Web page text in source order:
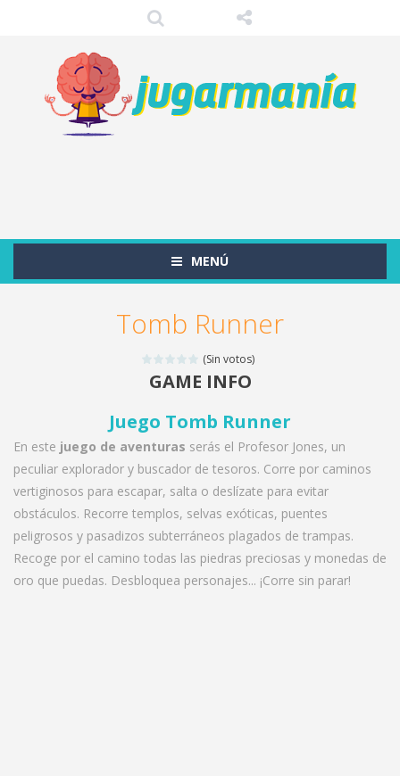
MENÚ
Tomb Runner
(Sin votos)
GAME INFO
Juego Tomb Runner
En este juego de aventuras serás el Profesor Jones, un
peculiar explorador y buscador de tesoros. Corre por caminos
vertiginosos para escapar, salta o deslízate para evitar
obstáculos. Recorre templos, selvas exóticas, puentes
peligrosos y pasadizos subterráneos plagados de trampas.
Recoge por el camino todas las piedras preciosas y monedas de
oro que puedas. Desbloquea personajes... ¡Corre sin parar!